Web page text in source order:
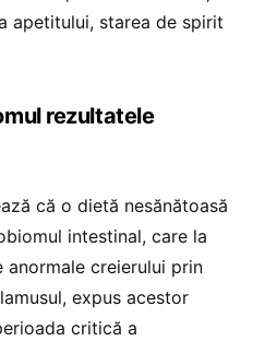
apetitului, starea de spirit
rezultatele
că o dietă nesănătoasă
intestinal, care la
anormale creierului prin
expus acestor
critică a